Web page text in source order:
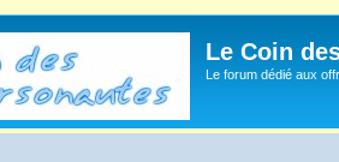
Le Coin
Le forum dédié aux